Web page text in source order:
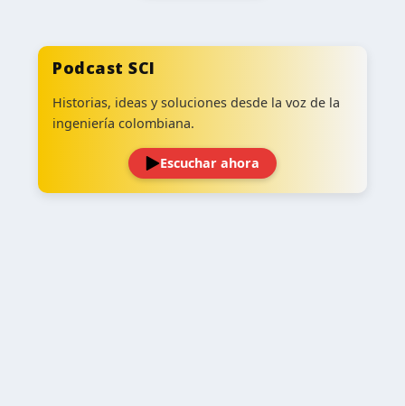
Podcast SCI
Historias, ideas y soluciones desde la voz de la
ingeniería colombiana.
Escuchar ahora